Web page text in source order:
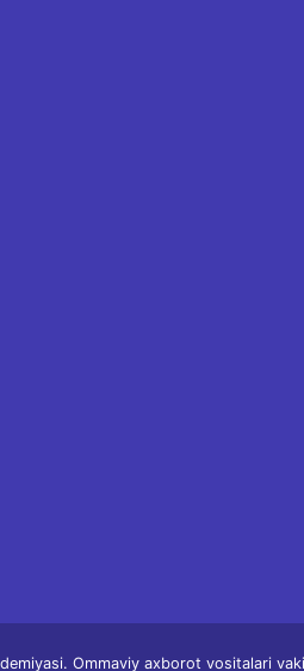
Ommaviy axborot vositalari